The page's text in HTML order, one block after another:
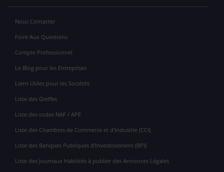
Nous Contacter
Foire Aux Questions
Compte Professionnel
Le Blog pour les Entreprises
Liens Utiles pour les Sociétés
Liste des Greffes
Liste des codes NAF / APE
Liste des Chambres de Commerce et d'Industrie (CCI)
Liste des Banques Publiques d'Investissement (BPI)
Liste des Journaux Habilités à publier des Annonces Légales